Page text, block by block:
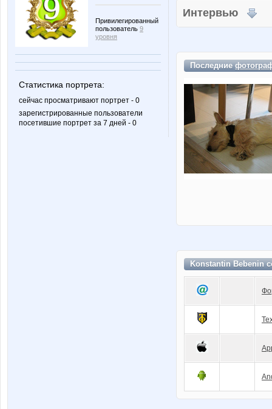
Привилегированный
пользователь 9
уровня
Статистика портрета:
сейчас просматривают портрет - 0
зарегистрированные пользователи
посетившие портрет за 7 дней - 0
Интервью
Последние
Konstantin Bebenin